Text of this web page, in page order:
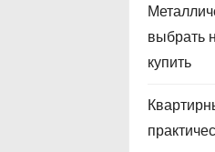
выбрать
купить